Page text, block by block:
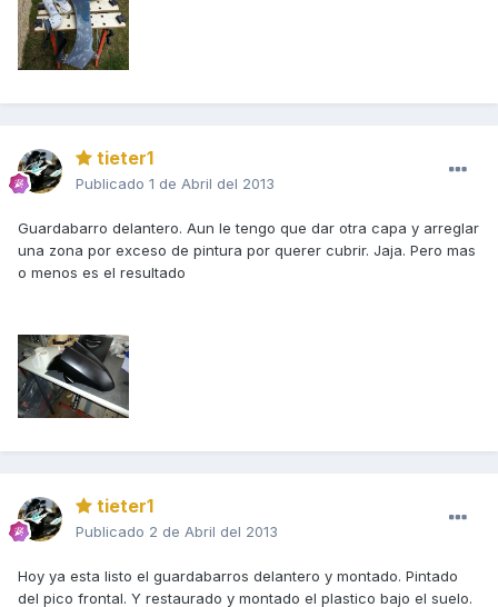
tieter1
Publicado 1 de Abril del 2013
Guardabarro delantero. Aun le tengo que dar otra capa y arreglar
una zona por exceso de pintura por querer cubrir. Jaja. Pero mas
o menos es el resultado
tieter1
Publicado 2 de Abril del 2013
Hoy ya esta listo el guardabarros delantero y montado. Pintado
del pico frontal. Y restaurado y montado el plastico bajo el suelo.